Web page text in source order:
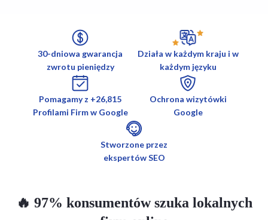
30-dniowa gwarancja
zwrotu pieniędzy
Działa w każdym kraju i w
każdym języku
Pomagamy z +26,815
Profilami Firm w Google
Ochrona wizytówki
Google
Stworzone przez
ekspertów SEO
🔥 97% konsumentów szuka lokalnych